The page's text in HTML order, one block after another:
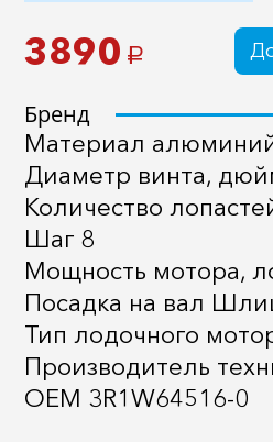
3890 a
Бренд
Материал
Диаметр винта,
Количество
Шаг 8
Мощность мотора,
Посадка на вал
Тип лодочного
Производитель
OEM 3R1W64516-0